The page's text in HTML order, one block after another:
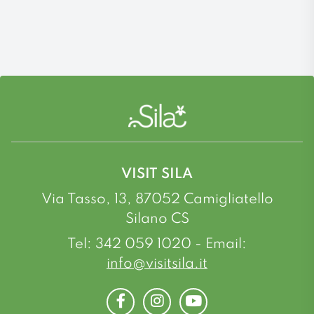
VISIT SILA
Via Tasso, 13, 87052 Camigliatello
Silano CS
Tel: 342 059 1020 - Email:
info@visitsila.it
FacebookInstagramYoutube